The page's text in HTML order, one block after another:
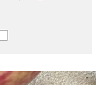
Add to wishlist